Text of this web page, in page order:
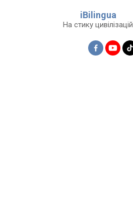
iBilingua
На стику цивілізацій